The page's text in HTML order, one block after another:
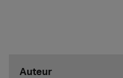
Auteur